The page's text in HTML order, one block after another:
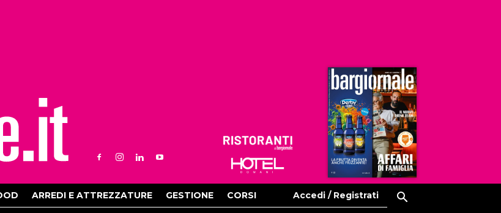
Ristoranti
Hoteldomani
ARREDI E ATTREZZATURE GESTIONE CORSI Accedi / Registrati